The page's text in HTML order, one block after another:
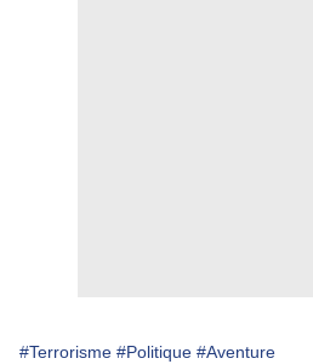
#Terrorisme #Politique #Aventure